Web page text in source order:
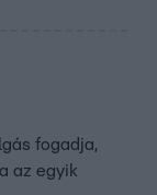
fogadja,
az egyik